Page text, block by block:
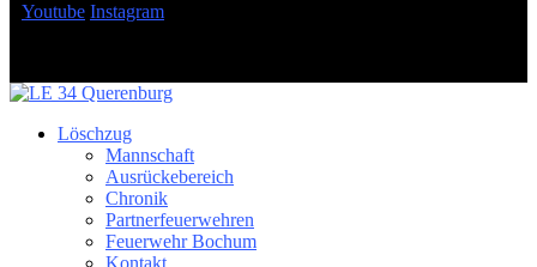
Youtube Instagram
Löschzug
Mannschaft
Ausrückebereich
Chronik
Partnerfeuerwehren
Feuerwehr Bochum
Kontakt